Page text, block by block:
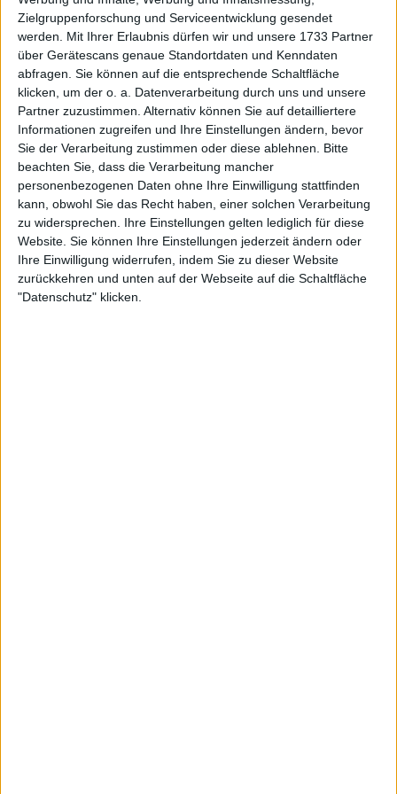
Zielgruppenforschung und Serviceentwicklung gesendet
werden. Mit Ihrer Erlaubnis dürfen wir und unsere 1733 Partner
über Gerätescans genaue Standortdaten und Kenndaten
abfragen. Sie können auf die entsprechende Schaltfläche
klicken, um der o. a. Datenverarbeitung durch uns und unsere
Partner zuzustimmen. Alternativ können Sie auf detailliertere
Informationen zugreifen und Ihre Einstellungen ändern, bevor
Sie der Verarbeitung zustimmen oder diese ablehnen. Bitte
beachten Sie, dass die Verarbeitung mancher
personenbezogenen Daten ohne Ihre Einwilligung stattfinden
kann, obwohl Sie das Recht haben, einer solchen Verarbeitung
zu widersprechen. Ihre Einstellungen gelten lediglich für diese
Website. Sie können Ihre Einstellungen jederzeit ändern oder
Ihre Einwilligung widerrufen, indem Sie zu dieser Website
zurückkehren und unten auf der Webseite auf die Schaltfläche
"Datenschutz" klicken.
wettbewerbsstärksten Youngster auf der Tour
erarbeitet und will seine Konstanz in tiefe Runs
ummünzen.